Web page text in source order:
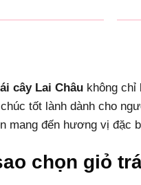
cây Lai Châukhông chỉ
tốt lành dành cho
mang đến hương vị đặc
chọn giỏ